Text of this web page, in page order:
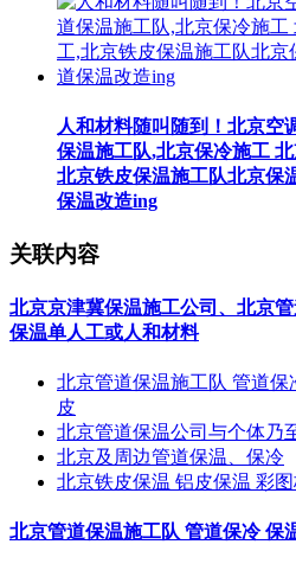
人和材料随叫随到！北京空
保温施工队,北京保冷施工
北京铁皮保温施工队北京保
保温改造ing
关联内容
北京京津冀保温施工公司、北京
保温单人工或人和材料
北京管道保温施工队 管道
皮
北京管道保温公司与个体乃
北京及周边管道保温、保冷
北京铁皮保温 铝皮保温 彩
北京管道保温施工队 管道保冷 保